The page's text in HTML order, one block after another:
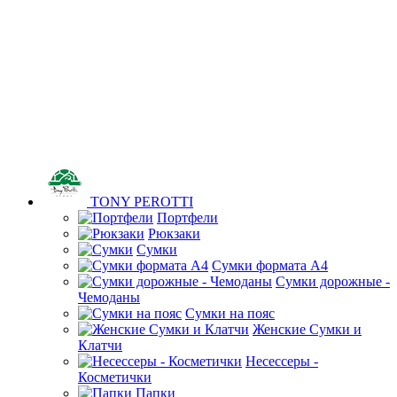
TONY PEROTTI
Портфели
Рюкзаки
Сумки
Сумки формата А4
Сумки дорожные -
Чемоданы
Сумки на пояс
Женские Сумки и
Клатчи
Несессеры -
Косметички
Папки